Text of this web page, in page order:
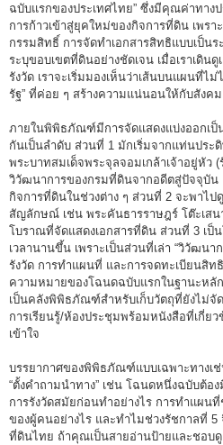
ฉบับแรกของประเทศไทย” ซึ่งมีคุณค่าทาง
การก้าวเข้าสู่ยุคใหม่ของกิจการที่ดิน เพร
กรรมสิทธิ์ การจัดทำเอกสารสิทธิแบบเป็น
ระบุขอบเขตที่ดินอย่างชัดเจน เมื่อเราเดิน
รังวัด เราจะเริ่มมองเห็นว่าเส้นบนแผนที่ไม่
รัฐ” ที่ค่อย ๆ สร้างความแน่นอนให้กับสังคม
ภายในพิพิธภัณฑ์มีการจัดแสดงแบ่งออกเป็น
กันเป็นลำดับ ส่วนที่ 1 มักเริ่มจากแท่นปร
พระบาทสมเด็จพระจุลจอมเกล้าเจ้าอยู่หัว
วิวัฒนาการของกรมที่ดินจากอดีตสู่ปัจจุบั
กิจการที่ดินในช่วงต่าง ๆ ส่วนที่ 2 จะพาไป
สัญลักษณ์ เช่น พระคันธารราษฎร์ โต๊ะเสน
โบราณที่จัดแสดงเอกสารที่ดิน ส่วนที่ 3 เป็
เวลานานขึ้น เพราะเป็นส่วนที่เล่า “วิวัฒนา
รังวัด การทำแผนที่ และการจดทะเบียนสิ
ความหมายของโฉนดฉบับแรกในฐานะหลั
เป็นคลังพิพิธภัณฑ์สำหรับเก็บวัตถุที่ยังไม่จั
การเรียนรู้/ห้องประชุมพร้อมหนังสือที่เกี่ย
เข้าใจ
บรรยากาศของพิพิธภัณฑ์แบบเฉพาะทางเ
“ตั้งคำถามนำทาง” เช่น โฉนดหนึ่งฉบับต้อ
การรังวัดสมัยก่อนทำอย่างไร การทำแผน
ของผู้คนอย่างไร และทำไมช่วงรัชกาลที่ 5
ที่ดินไทย ถ้าคุณเป็นสายอ่านป้ายและชอบดู